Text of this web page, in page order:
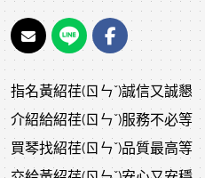
指名黃紹荏(ㄖㄣˇ)誠信又誠懇
介紹給紹荏(ㄖㄣˇ)服務不必等
買琴找紹荏(ㄖㄣˇ)品質最高等